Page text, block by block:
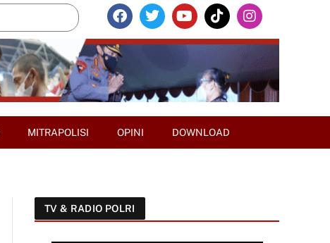
MITRAPOLISI OPINI DOWNLOAD
TV & RADIO POLRI